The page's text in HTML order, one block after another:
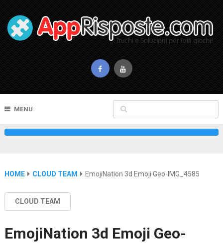
MENU
HOME CLOUD TEAM EmojiNation 3d Emoji Geo-IMG_4585
CLOUD TEAM
EmojiNation 3d Emoji Geo-